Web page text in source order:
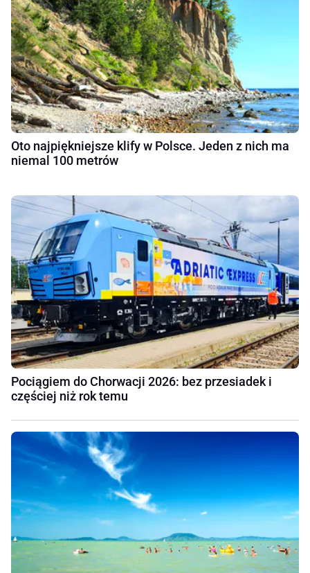
Oto najpiękniejsze klify w Polsce. Jeden z nich ma
niemal 100 metrów
Pociągiem do Chorwacji 2026: bez przesiadek i
częściej niż rok temu